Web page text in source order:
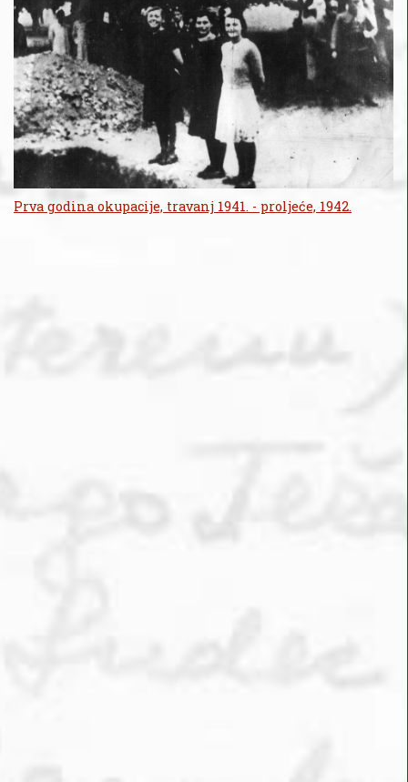
Prva godina okupacije, travanj 1941. - proljeće, 1942.